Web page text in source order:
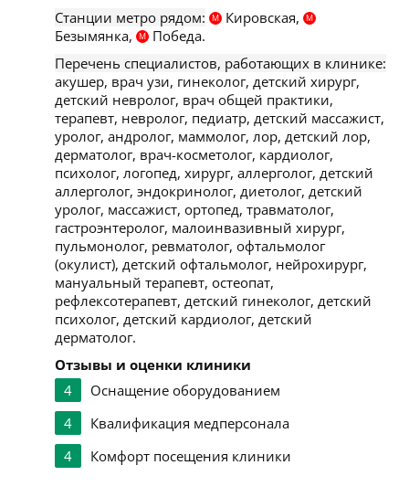
Станции метро рядом:
М Кировская, М
Безымянка, М
Победа.
Перечень специалистов, работающих в клинике:
акушер, врач узи, гинеколог, детский хирург,
детский невролог, врач общей практики,
терапевт, невролог, педиатр, детский массажист,
уролог, андролог, маммолог, лор, детский лор,
дерматолог, врач-косметолог, кардиолог,
психолог, логопед, хирург, аллерголог, детский
аллерголог, эндокринолог, диетолог, детский
уролог, массажист, ортопед, травматолог,
гастроэнтеролог, малоинвазивный хирург,
пульмонолог, ревматолог, офтальмолог
(окулист), детский офтальмолог, нейрохирург,
мануальный терапевт, остеопат,
рефлексотерапевт, детский гинеколог, детский
психолог, детский кардиолог, детский
дерматолог.
Отзывы и оценки клиники
4
Оснащение оборудованием
4
Квалификация медперсонала
4
Комфорт посещения клиники